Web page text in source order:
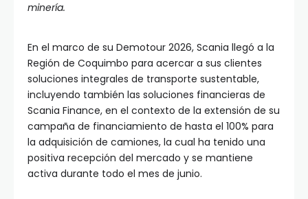
minería.
En el marco de su Demotour 2026, Scania llegó a la
Región de Coquimbo para acercar a sus clientes
soluciones integrales de transporte sustentable,
incluyendo también las soluciones financieras de
Scania Finance, en el contexto de la extensión de su
campaña de financiamiento de hasta el 100% para
la adquisición de camiones, la cual ha tenido una
positiva recepción del mercado y se mantiene
activa durante todo el mes de junio.